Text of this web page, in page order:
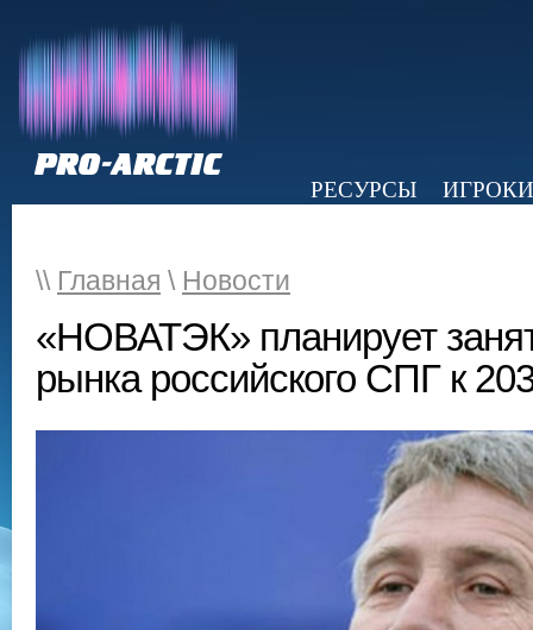
РЕСУРСЫ
ИГРОКИ
\\ Главная \ Новости
«НОВАТЭК» планирует
рынка российского СПГ к